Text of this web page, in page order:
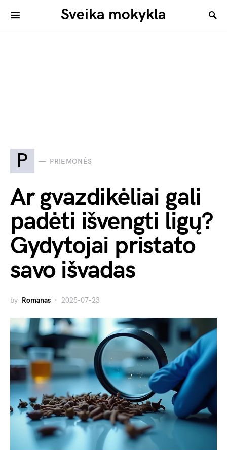
Sveika mokykla
P PRIEMONĖS
Ar gvazdikėliai gali
padėti išvengti ligų?
Gydytojai pristato
savo išvadas
by Romanas 2025-07-23